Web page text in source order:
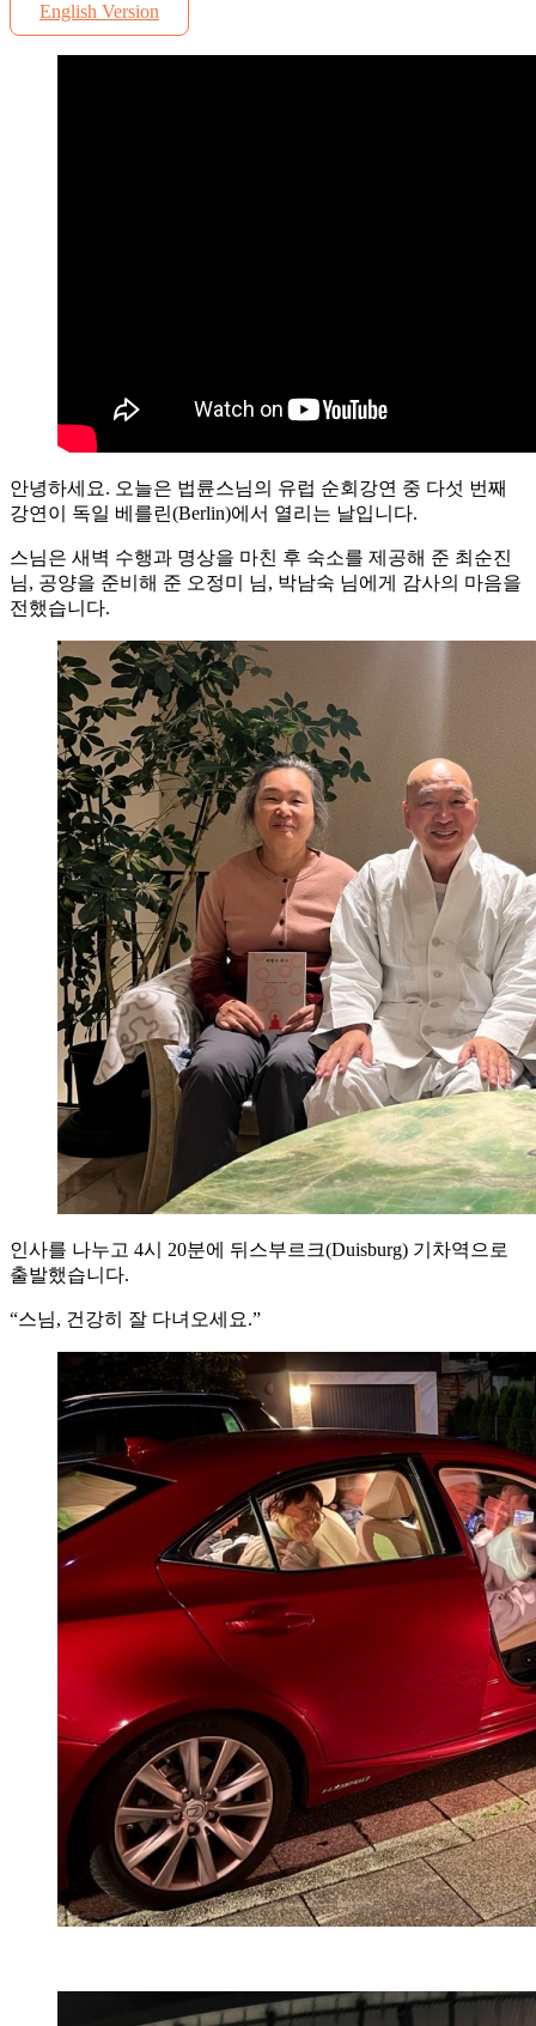
English Version
안녕하세요. 오늘은 법륜스님의 유럽 순회강연 중 다섯 번째
강연이 독일 베를린(Berlin)에서 열리는 날입니다.
스님은 새벽 수행과 명상을 마친 후 숙소를 제공해 준 최순진
님, 공양을 준비해 준 오정미 님, 박남숙 님에게 감사의 마음을
전했습니다.
인사를 나누고 4시 20분에 뒤스부르크(Duisburg) 기차역으로
출발했습니다.
“스님, 건강히 잘 다녀오세요.”